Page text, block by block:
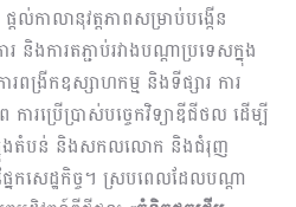
ល់កាលានុវត្តភាពសម្រាប់បង្កើន
និងការតភ្ជាប់រវាងបណ្តាប្រទេសក្នុង
ពង្រីកឧស្សាហកម្ម និងទីផ្សារ ការ
ារប្រើប្រាស់បច្ចេកវិទ្យាឌីជីថល ដើម្បី
ៃក្នុងតំបន់ និងសកលលោក និងជំរុញ
ែកសេដ្ឋកិច្ច។ ស្របពេលដែលបណ្តា